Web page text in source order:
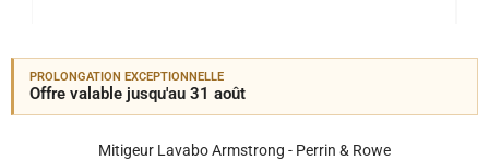
PROLONGATION EXCEPTIONNELLE
Offre valable jusqu'au 31 août
Mitigeur Lavabo Armstrong - Perrin & Rowe